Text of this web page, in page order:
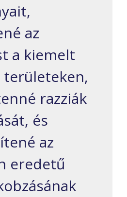
az
a kiemelt
területeken,
razziák
és
az
eredetű